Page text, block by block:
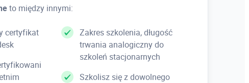
to między innymi:
certyfikat
Zakres szkolenia, długość
trwania analogiczny do
szkoleń stacjonarnych
Szkolisz się z dowolnego